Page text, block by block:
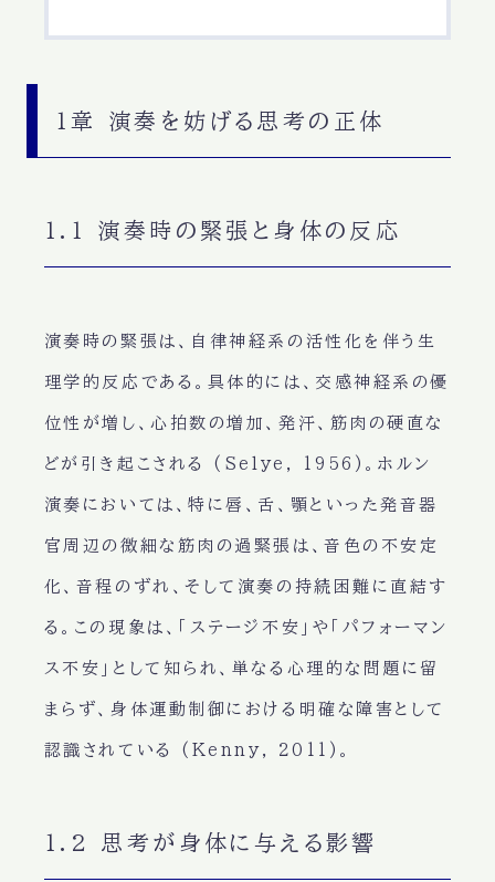
1章 演奏を妨げる思考の正体
1.1 演奏時の緊張と身体の反応
演奏時の緊張は、自律神経系の活性化を伴う生
理学的反応である。具体的には、交感神経系の優
位性が増し、心拍数の増加、発汗、筋肉の硬直な
どが引き起こされる (Selye, 1956)。ホルン
演奏においては、特に唇、舌、顎といった発音器
官周辺の微細な筋肉の過緊張は、音色の不安定
化、音程のずれ、そして演奏の持続困難に直結す
る。この現象は、「ステージ不安」や「パフォーマン
ス不安」として知られ、単なる心理的な問題に留
まらず、身体運動制御における明確な障害として
認識されている (Kenny, 2011)。
1.2 思考が身体に与える影響